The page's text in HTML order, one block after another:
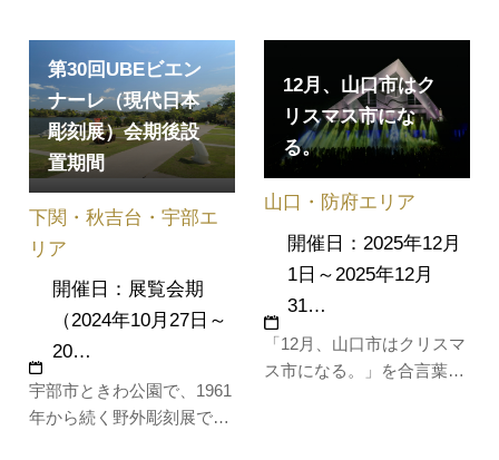
た大名行列や奴道中が錦帯
橋を練り歩きます。また周
辺では岩国藩鉄砲隊の演武
や岩国太鼓の演奏など、
様々なイベントが行われま
す。当日は交通規制が行わ
イトをご確…
火のエンターテイメントシ
ョー。日本劇場公開から10
周年を迎えた『アナと雪の
女王』を中心に、時代を超
えて愛さ…
第30回UBEビエン
ナーレ（現代日本
彫刻展）会期後設
置期間
宇部市ときわ公園で、1961
年から続く野外彫刻展で
下関・秋吉台・宇部エ
リア
開催日：展覧会期
（2024年10月27日～
20…
12月、山口市はク
リスマス市にな
る。
「12月、山口市はクリスマ
ス市になる。」を合言葉
山口・防府エリア
開催日：2025年12月
1日～2025年12月
31…